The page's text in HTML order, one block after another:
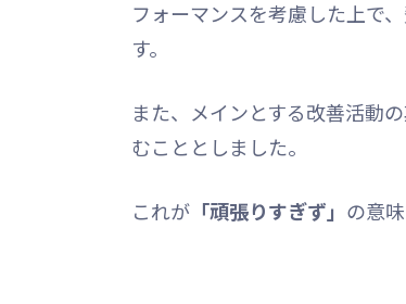
フォーマンスを考慮した上で
す。
また、メインとする改善活動
むこととしました。
これが「頑張りすぎず」 の意